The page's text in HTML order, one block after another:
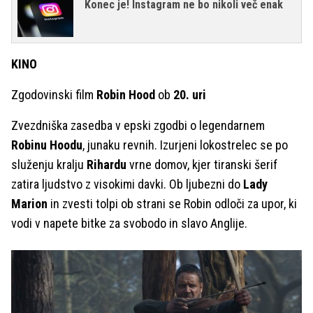
Konec je! Instagram ne bo nikoli več enak
KINO
Zgodovinski film Robin Hood ob 20. uri
Zvezdniška zasedba v epski zgodbi o legendarnem
Robinu Hoodu, junaku revnih. Izurjeni lokostrelec se po
služenju kralju Rihardu vrne domov, kjer tiranski šerif
zatira ljudstvo z visokimi davki. Ob ljubezni do Lady
Marion in zvesti tolpi ob strani se Robin odloči za upor, ki
vodi v napete bitke za svobodo in slavo Anglije.